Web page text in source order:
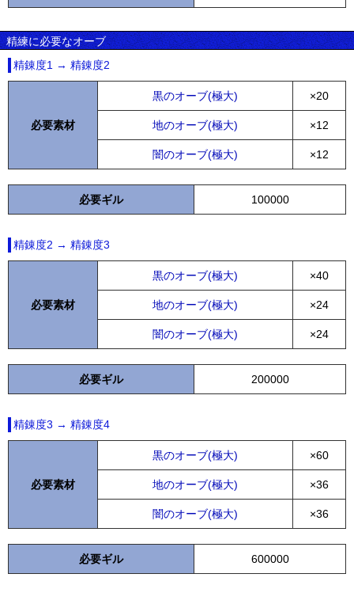
精練に必要なオーブ
精錬度1 → 精錬度2
必要素材
黒のオーブ(極大) ×20
地のオーブ(極大) ×12
闇のオーブ(極大) ×12
必要ギル 100000
精錬度2 → 精錬度3
必要素材
黒のオーブ(極大) ×40
地のオーブ(極大) ×24
闇のオーブ(極大) ×24
必要ギル 200000
精錬度3 → 精錬度4
必要素材
黒のオーブ(極大) ×60
地のオーブ(極大) ×36
闇のオーブ(極大) ×36
必要ギル 600000